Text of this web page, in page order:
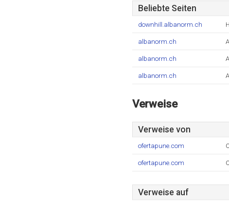
Beliebte Seiten
downhill.albanorm.ch
albanorm.ch
albanorm.ch
albanorm.ch
Verweise
Verweise von
ofertapune.com
ofertapune.com
Verweise auf